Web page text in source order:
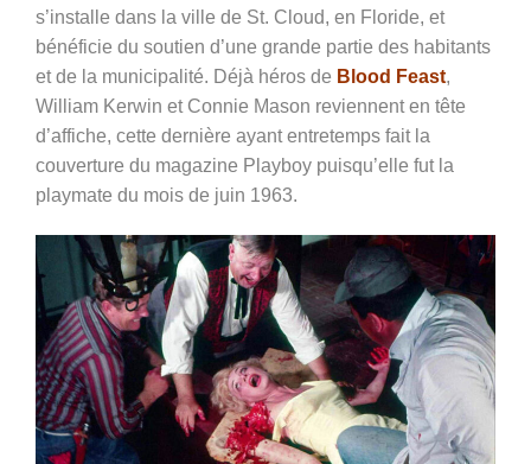
s’installe dans la ville de St. Cloud, en Floride, et
bénéficie du soutien d’une grande partie des habitants
et de la municipalité. Déjà héros de Blood Feast,
William Kerwin et Connie Mason reviennent en tête
d’affiche, cette dernière ayant entretemps fait la
couverture du magazine Playboy puisqu’elle fut la
playmate du mois de juin 1963.